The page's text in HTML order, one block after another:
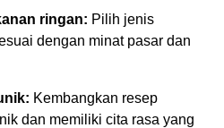
ringan: Pilih jenis
dengan minat pasar dan
Kembangkan resep
dan memiliki cita rasa yang